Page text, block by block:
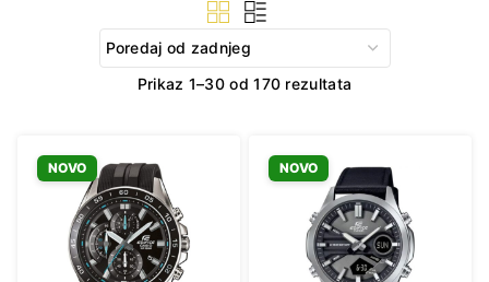
Prikaz 1–30 od 170 rezultata
NOVO NOVO